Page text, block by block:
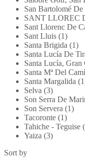
San Bartolomé
SANT LLOREC
Sant Llorenc De
Sant Lluis (1)
Santa Brigida (1)
Santa Lucía De
Santa Lucía, Gran
Santa Mª Del
Santa Margalida
Selva (3)
Son Serra De
Son Servera (1)
Tacoronte (1)
Tahiche - Teguise
Yaiza (3)
Sort by